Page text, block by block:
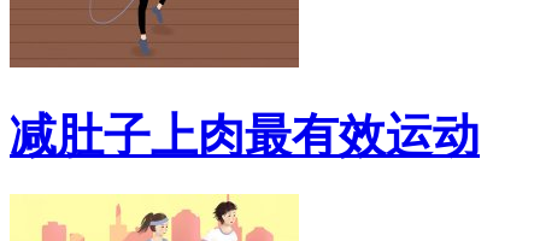
减肚子上肉最有效运动